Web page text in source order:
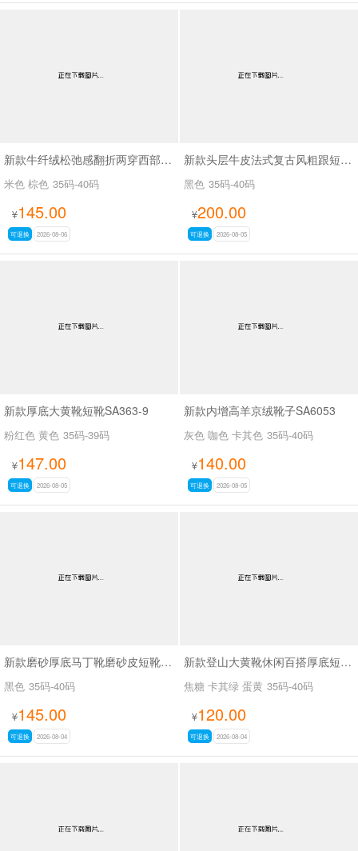
新款牛纤绒松弛感翻折两穿西部牛仔靴长靴SA26609
米色 棕色 35码-40码
¥145.00
可退换 2026-08-06
新款头层牛皮法式复古风粗跟短靴女百搭款休闲女靴SA2678
黑色 35码-40码
¥200.00
可退换 2026-08-05
新款厚底大黄靴短靴SA363-9
粉红色 黄色 35码-39码
¥147.00
可退换 2026-08-05
新款内增高羊京绒靴子SA6053
灰色 咖色 卡其色 35码-40码
¥140.00
可退换 2026-08-05
新款磨砂厚底马丁靴磨砂皮短靴SA7062
黑色 35码-40码
¥145.00
可退换 2026-08-04
新款登山大黄靴休闲百搭厚底短靴马丁靴SA2676
焦糖 卡其绿 蛋黄 35码-40码
¥120.00
可退换 2026-08-04